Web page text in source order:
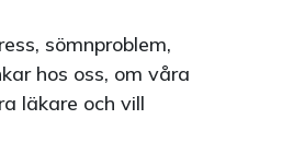
sömnproblem,
hos oss, om våra
läkare och vill